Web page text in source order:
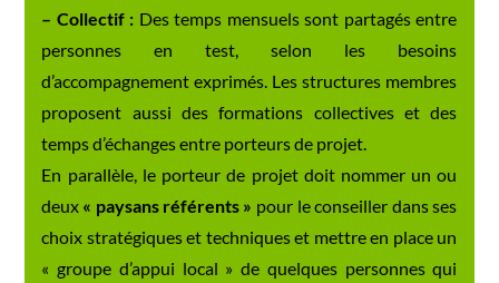
– Collectif : Des temps mensuels sont partagés entre
personnes en test, selon les besoins
d’accompagnement exprimés. Les structures membres
proposent aussi des formations collectives et des
temps d’échanges entre porteurs de projet.
En parallèle, le porteur de projet doit nommer un ou
deux « paysans référents » pour le conseiller dans ses
choix stratégiques et techniques et mettre en place un
« groupe d’appui local » de quelques personnes qui